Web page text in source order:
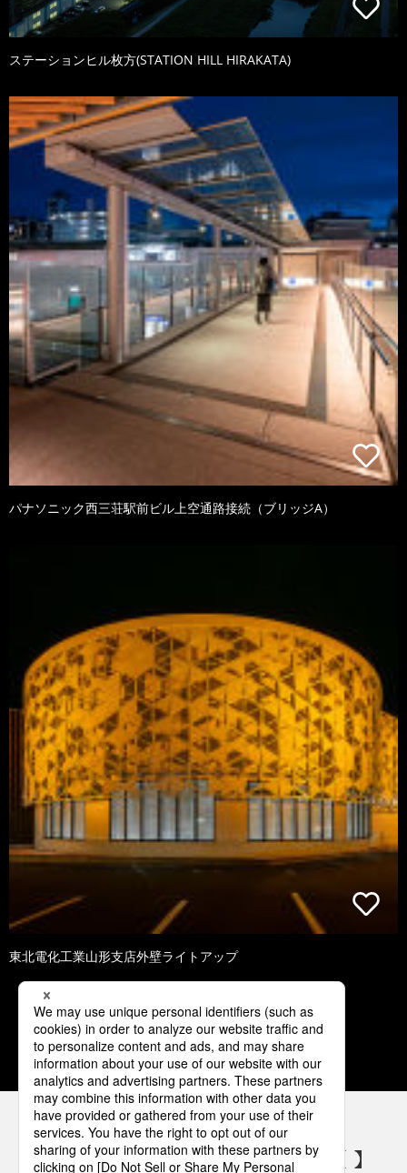
ステーションヒル枚方(STATION HILL HIRAKATA)
パナソニック西三荘駅前ビル上空通路接続（ブリッジA）
東北電化工業山形支店外壁ライトアップ
1 2 3 4 5
パナソニックの電気設備 SNSアカウント